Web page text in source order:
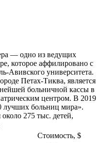
— одно из ведущих
которое аффилировано с
Авивского университета.
Петах-Тиква, является
больничной кассы в
центром. В 2019
лучших больниц мира».
275 тыс. детей,
Стоимость, $